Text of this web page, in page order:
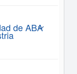
de ABA